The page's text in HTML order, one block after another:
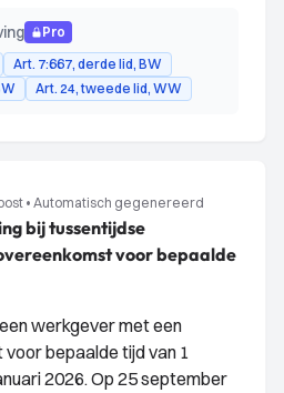
Pro
Art. 7:667, derde lid, BW
Art. 24, tweede lid, WW
• Automatisch gegenereerd
bij tussentijdse
voor bepaalde
werkgever met een
bepaalde tijd van 1
2026. Op 25 september